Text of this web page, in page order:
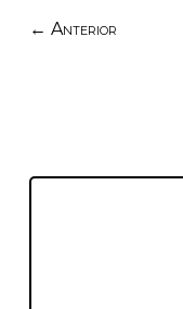
←Anterior